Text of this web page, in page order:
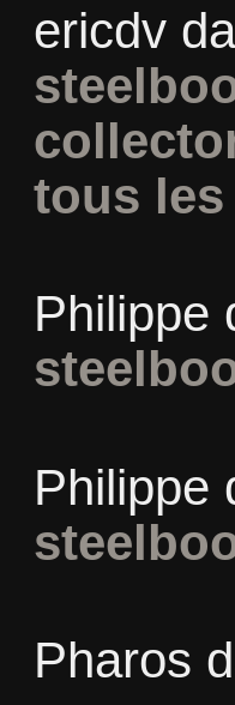
ericdv
tous
Philippe
Philippe
Pharos